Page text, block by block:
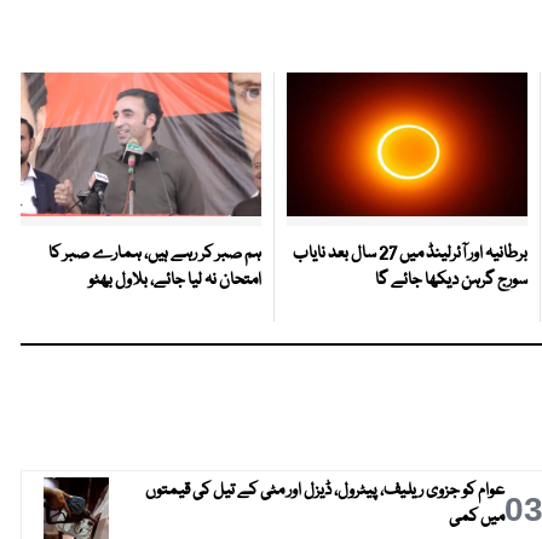
برطانیہ اور آئرلینڈ میں 27 سال بعد نایاب
سورج گرہن دیکھا جائے گا
ہم صبر کر رہے ہیں، ہمارے صبر کا
امتحان نہ لیا جائے، بلاول بھٹو
03عوام کو جزوی ریلیف، پیٹرول، ڈیزل اور مٹی کے تیل کی قیمتوں
میں کمی